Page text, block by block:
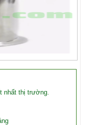
nhất thị trường.